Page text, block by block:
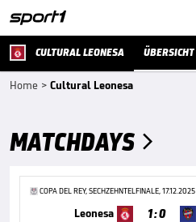
CULTURAL LEONESA ÜBERSICHT
Home > Cultural Leonesa
MATCHDAYS 
COPA DEL REY, SECHZEHNTELFINALE, 17.12.2025
Leonesa 1 : 0